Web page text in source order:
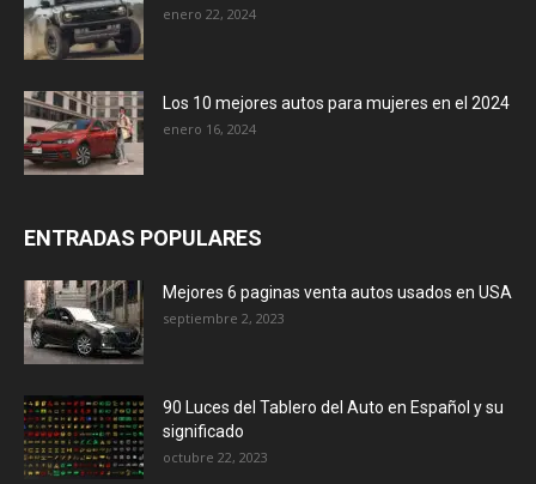
enero 22, 2024
Los 10 mejores autos para mujeres en el 2024
enero 16, 2024
ENTRADAS POPULARES
Mejores 6 paginas venta autos usados en USA
septiembre 2, 2023
90 Luces del Tablero del Auto en Español y su
significado
octubre 22, 2023